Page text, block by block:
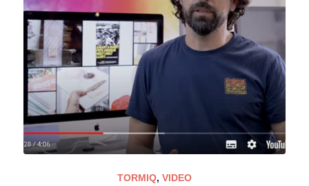
TORMIQ, VIDEO